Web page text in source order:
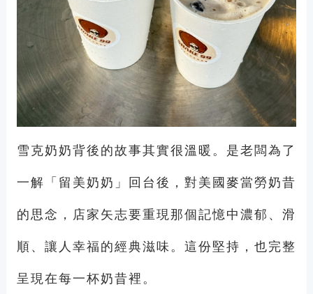
雪克奶奶背後的故事其實很溫暖。是老闆為了
一解「留美奶奶」回台後，對美國麥當勞奶昔
的思念，店家矢志要重現那個記憶中濃郁、滑
順、讓人幸福的經典滋味。這份堅持，也完整
呈現在每一杯奶昔裡。